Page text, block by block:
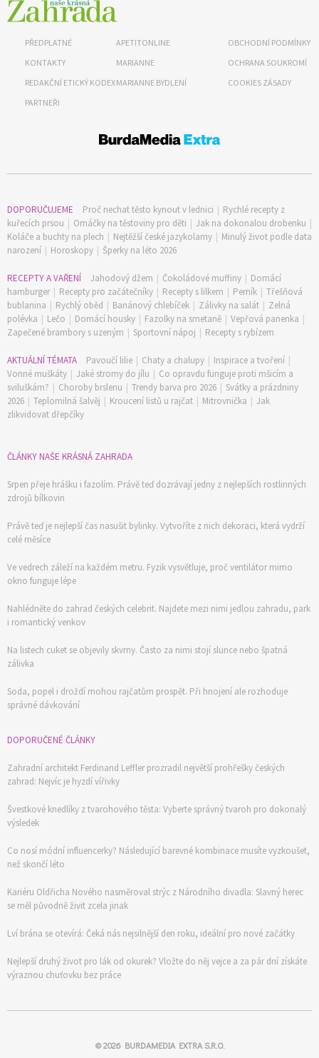
65 Kč
Objednat >
Naše krásná zahrada Speciál
74 Kč
Objednat >
PŘEDPLATNÉ
KONTAKTY
REDAKČNÍ ETICKÝ KODEX
PARTNEŘI
APETITONLINE
MARIANNE
MARIANNE BYDLENÍ
OBCHODNÍ PODMÍNKY
OCHRANA SOUKROMÍ
COOKIES ZÁSADY
DOPORUČUJEME Proč nechat těsto kynout v lednici | Rychlé recepty z
kuřecích prsou | Omáčky na těstoviny pro děti | Jak na dokonalou drobenku |
Koláče a buchty na plech | Nejtěžší české jazykolamy | Minulý život podle data
narození | Horoskopy | Šperky na léto 2026
RECEPTY A VAŘENÍ Jahodový džem | Čokoládové muffiny | Domácí
hamburger | Recepty pro začátečníky | Recepty s lilkem | Perník | Třešňová
bublanina | Rychlý oběd | Banánový chlebíček | Zálivky na salát | Zelná
polévka | Lečo | Domácí housky | Fazolky na smetaně | Vepřová panenka |
Zapečené brambory s uzeným | Sportovní nápoj | Recepty s rybízem
AKTUÁLNÍ TÉMATA Pavoučí lilie | Chaty a chalupy | Inspirace a tvoření |
Vonné muškáty | Jaké stromy do jílu | Co opravdu funguje proti mšicím a
sviluškám? | Choroby brslenu | Trendy barva pro 2026 | Svátky a prázdniny
2026 | Teplomilná šalvěj | Kroucení listů u rajčat | Mitrovnička | Jak
zlikvidovat dřepčíky
ČLÁNKY NAŠE KRÁSNÁ ZAHRADA
Srpen přeje hrášku i fazolím. Právě teď dozrávají jedny z nejlepších rostlinných
zdrojů bílkovin
Právě teď je nejlepší čas nasušit bylinky. Vytvoříte z nich dekoraci, která vydrží
celé měsíce
Ve vedrech záleží na každém metru. Fyzik vysvětluje, proč ventilátor mimo
okno funguje lépe
Nahlédněte do zahrad českých celebrit. Najdete mezi nimi jedlou zahradu, park
i romantický venkov
Na listech cuket se objevily skvrny. Často za nimi stojí slunce nebo špatná
zálivka
Soda, popel i droždí mohou rajčatům prospět. Při hnojení ale rozhoduje
správné dávkování
DOPORUČENÉ ČLÁNKY
Zahradní architekt Ferdinand Leffler prozradil největší prohřešky českých
zahrad: Nejvíc je hyzdí vířivky
Švestkové knedlíky z tvarohového těsta: Vyberte správný tvaroh pro dokonalý
výsledek
Co nosí módní influencerky? Následující barevné kombinace musíte vyzkoušet,
než skončí léto
Kariéru Oldřicha Nového nasměroval strýc z Národního divadla: Slavný herec
se měl původně živit zcela jinak
Lví brána se otevírá: Čeká nás nejsilnější den roku, ideální pro nové začátky
Nejlepší druhý život pro lák od okurek? Vložte do něj vejce a za pár dní získáte
výraznou chuťovku bez práce
© 2026 BURDAMEDIA EXTRA S.R.O.